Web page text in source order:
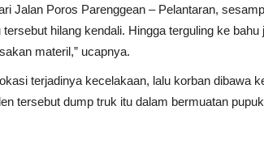
Jalan Poros Parenggean – Pelantaran,
hilang kendali. Hingga terguling ke bahu
materil,” ucapnya.
terjadinya kecelakaan, lalu korban dibawa
tersebut dump truk itu dalam bermuatan
Petugas Kepolisian Himbau